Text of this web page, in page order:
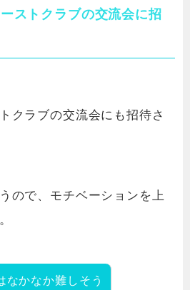
ストクラブの交流会に招
クラブの交流会にも招待さ
ので、モチベーションを上
なかなか難しそう